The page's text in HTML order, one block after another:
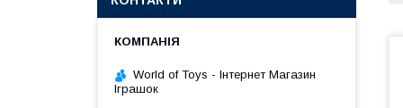
World of Toys - Інтернет Магазин
Іграшок